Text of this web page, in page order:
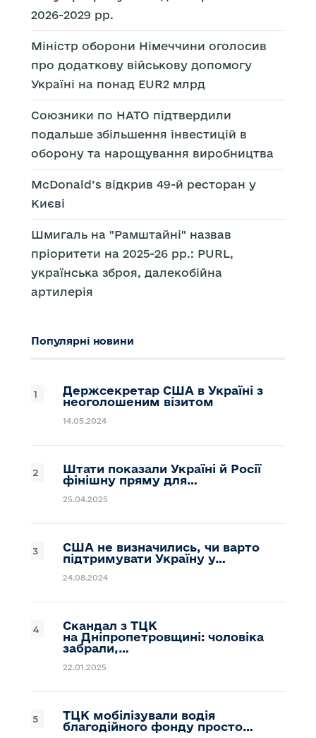
2026-2029 рр.
Міністр оборони Німеччини оголосив
про додаткову військову допомогу
Україні на понад EUR2 млрд
Союзники по НАТО підтвердили
подальше збільшення інвестицій в
оборону та нарощування виробництва
McDonald’s відкрив 49-й ресторан у
Києві
Шмигаль на "Рамштайні" назвав
пріоритети на 2025-26 рр.: PURL,
українська зброя, далекобійна
артилерія
Популярні новини
Держсекретар США в Україні з
неоголошеним візитом
14.05.2024
Штати показали Україні й Росії
фінішну пряму для…
25.04.2025
США не визначились, чи варто
підтримувати Україну у…
24.08.2024
Скандал з ТЦК
на Дніпропетровщині: чоловіка
забрали,…
22.01.2025
ТЦК мобілізували водія
благодійного фонду просто…